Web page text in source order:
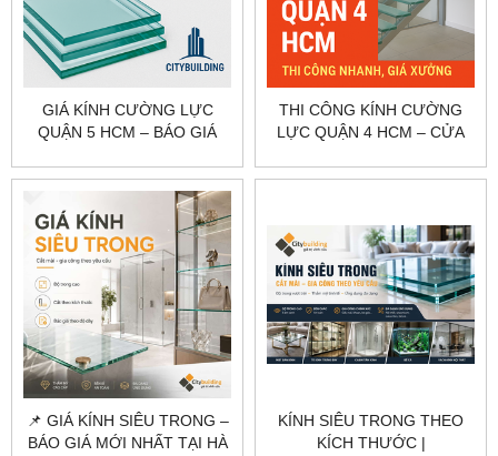
GIÁ KÍNH CƯỜNG LỰC
QUẬN 5 HCM – BÁO GIÁ
CITYBUILDING
THI CÔNG KÍNH CƯỜNG
LỰC QUẬN 4 HCM – CỬA
TẮM CITYBUILDING
📌 GIÁ KÍNH SIÊU TRONG –
BÁO GIÁ MỚI NHẤT TẠI HÀ
KÍNH SIÊU TRONG THEO
KÍCH THƯỚC |